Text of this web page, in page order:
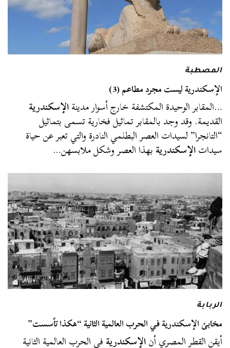
المصطبة
الإسكندرية ليست مجرد مطاعم (3)
…المقابر الوحيدة المكتشفة خارج أسوار مدينةالإسكندرية
القديمة. وقد وجد بالمقابر تماثيل فخارية تسمى بتماثيل
“التانجرا” لسيدات العصر البطلمي النادرة والتي تعبر عن حياة
سيداتالإسكندريةبهذا العصر وشكل ملابسهن…
الربابة
مخابئ الإسكندرية في الحرب العالمية الثانية “هكذا تأسست”
أيقن القطر المصري أنالإسكندريةفي الحرب العالمية الثانية